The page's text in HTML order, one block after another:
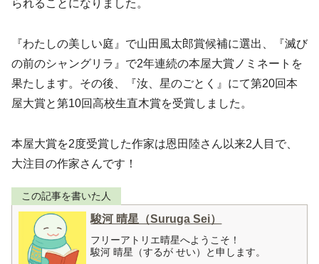
られることになりました。
『わたしの美しい庭』で山田風太郎賞候補に選出、『滅び
の前のシャングリラ』で2年連続の本屋大賞ノミネートを
果たします。その後、『汝、星のごとく』にて第20回本
屋大賞と第10回高校生直木賞を受賞しました。
本屋大賞を2度受賞した作家は恩田陸さん以来2人目で、
大注目の作家さんです！
この記事を書いた人
駿河 晴星（Suruga Sei）
フリーアトリエ晴星へようこそ！
駿河 晴星（するが せい）と申します。